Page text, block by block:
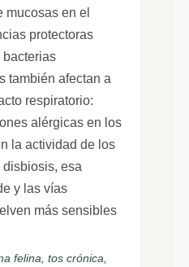
mucosas en el
protectoras
bacterias
también afectan a
respiratorio:
alérgicas en los
la actividad de los
disbiosis, esa
y las vías
más sensibles
felina, tos crónica,